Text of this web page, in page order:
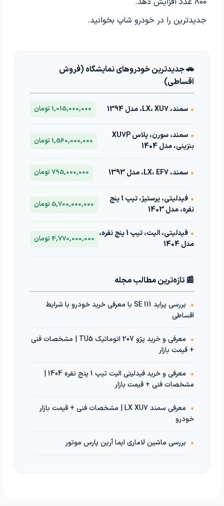
جدیدترین را در خودرو شاپ بخوانید.
🚗 جدیدترین خودروهای نمایشگاه (فروش
اقساطی)
• سمند، LX، XU7، مدل 1394 1,015,000,000 تومان
•
سمند، سورن، پلاس XU7P
بنزینی، مدل 1404
1,560,000,000 تومان
• سمند، LX، EF7، مدل 1393 795,000,000 تومان
•
فیدلیتی، پرستیژ، تیپ 1 پنج
نفره، مدل 1403
5,700,000,000 تومان
•
فیدلیتی، الیت، تیپ 1 پنج نفره،
مدل 1404
4,770,000,000 تومان
📰 تازه‌ترین مطالب مجله
•
بررسی پراید 111 SE با معرفی خرید خودرو با شرایط
اقساطی
•
معرفی و خرید پژو 207 اتوماتیک TU5 | مشخصات فنی
+ قیمت بازار
•
معرفی و خرید فیدلیتی الیت تیپ 1 پنج نفره 1404 |
مشخصات فنی + قیمت بازار
•
معرفی سمند LX XU7 | مشخصات فنی + قیمت بازار
خودرو
• بررسی ماشین لاماری ایما آرین پارس موتور